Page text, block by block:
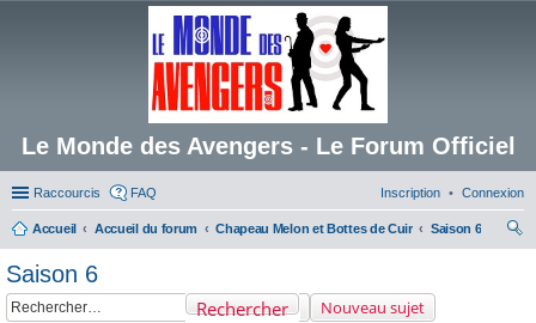
Le Monde des Avengers - Le Forum Officiel
Raccourcis FAQ Connexion
Inscription
Accueil Accueil du forum Chapeau Melon et Bottes de Cuir
Saison 6
Saison 6
Nouveau sujet
Rechercher